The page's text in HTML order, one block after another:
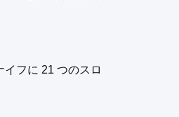
フに 21 つのスロ